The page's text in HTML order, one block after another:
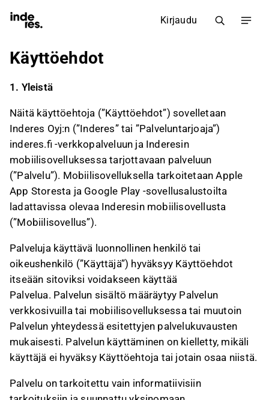
Kirjaudu
Käyttöehdot
1. Yleistä
Näitä käyttöehtoja (”Käyttöehdot”) sovelletaan
Inderes Oyj:n (”Inderes” tai ”Palveluntarjoaja”)
inderes.fi -verkkopalveluun ja Inderesin
mobiilisovelluksessa tarjottavaan palveluun
(”Palvelu”). Mobiilisovelluksella tarkoitetaan Apple
App Storesta ja Google Play -sovellusalustoilta
ladattavissa olevaa Inderesin mobiilisovellusta
(”Mobiilisovellus”).
Palveluja käyttävä luonnollinen henkilö tai
oikeushenkilö (”Käyttäjä”) hyväksyy Käyttöehdot
itseään sitoviksi voidakseen käyttää
Palvelua. Palvelun sisältö määräytyy Palvelun
verkkosivuilla tai mobiilisovelluksessa tai muutoin
Palvelun yhteydessä esitettyjen palvelukuvausten
mukaisesti. Palvelun käyttäminen on kielletty, mikäli
käyttäjä ei hyväksy Käyttöehtoja tai jotain osaa niistä.
Palvelu on tarkoitettu vain informatiivisiin